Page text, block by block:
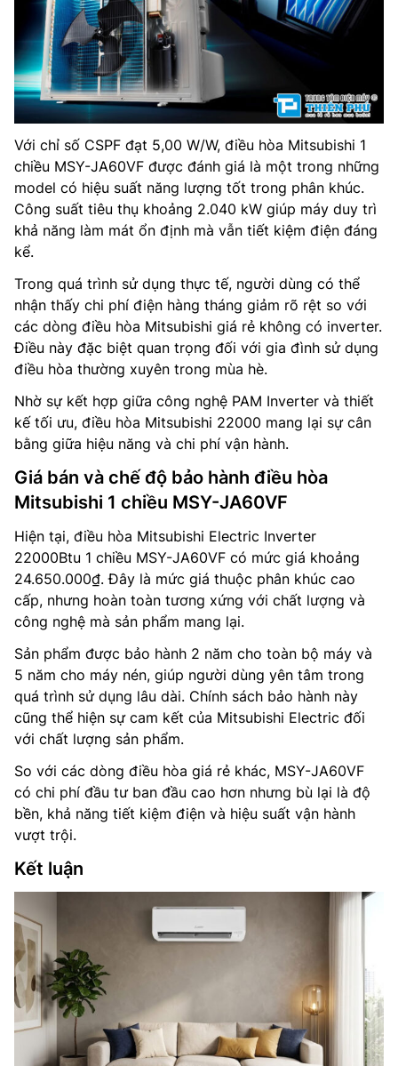
Với chỉ số CSPF đạt 5,00 W/W, điều hòa Mitsubishi 1
chiều MSY-JA60VF được đánh giá là một trong những
model có hiệu suất năng lượng tốt trong phân khúc.
Công suất tiêu thụ khoảng 2.040 kW giúp máy duy trì
khả năng làm mát ổn định mà vẫn tiết kiệm điện đáng
kể.
Trong quá trình sử dụng thực tế, người dùng có thể
nhận thấy chi phí điện hàng tháng giảm rõ rệt so với
các dòng điều hòa Mitsubishi giá rẻ không có inverter.
Điều này đặc biệt quan trọng đối với gia đình sử dụng
điều hòa thường xuyên trong mùa hè.
Nhờ sự kết hợp giữa công nghệ PAM Inverter và thiết
kế tối ưu, điều hòa Mitsubishi 22000 mang lại sự cân
bằng giữa hiệu năng và chi phí vận hành.
Giá bán và chế độ bảo hành điều hòa
Mitsubishi 1 chiều MSY-JA60VF
Hiện tại, điều hòa Mitsubishi Electric Inverter
22000Btu 1 chiều MSY-JA60VF có mức giá khoảng
24.650.000₫. Đây là mức giá thuộc phân khúc cao
cấp, nhưng hoàn toàn tương xứng với chất lượng và
công nghệ mà sản phẩm mang lại.
Sản phẩm được bảo hành 2 năm cho toàn bộ máy và
5 năm cho máy nén, giúp người dùng yên tâm trong
quá trình sử dụng lâu dài. Chính sách bảo hành này
cũng thể hiện sự cam kết của Mitsubishi Electric đối
với chất lượng sản phẩm.
So với các dòng điều hòa giá rẻ khác, MSY-JA60VF
có chi phí đầu tư ban đầu cao hơn nhưng bù lại là độ
bền, khả năng tiết kiệm điện và hiệu suất vận hành
vượt trội.
Kết luận